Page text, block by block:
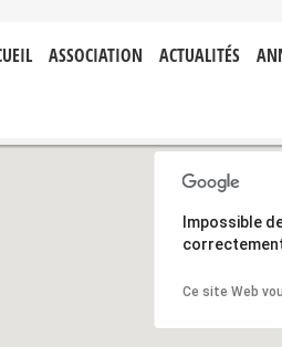
ASSOCIATION ACTUALITÉS
Impossible
Ce site Web